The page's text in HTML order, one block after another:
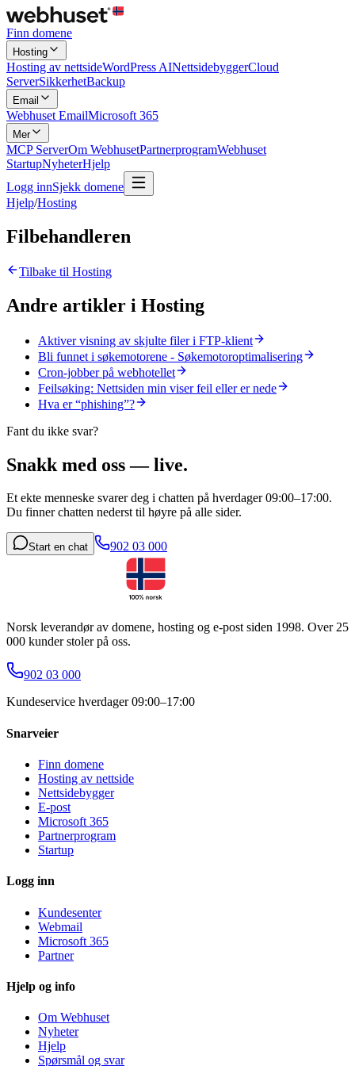
Finn domene
Hosting
Hosting av nettsideWordPress AINettsidebyggerCloud
ServerSikkerhetBackup
Email
Webhuset EmailMicrosoft 365
Mer
MCP ServerOm WebhusetPartnerprogramWebhuset
StartupNyheterHjelp
Logg innSjekk domene
Hjelp/Hosting
Filbehandleren
Tilbake til Hosting
Andre artikler i Hosting
Aktiver visning av skjulte filer i FTP-klient
Bli funnet i søkemotorene - Søkemotoroptimalisering
Cron-jobber på webhotellet
Feilsøking: Nettsiden min viser feil eller er nede
Hva er “phishing”?
Fant du ikke svar?
Snakk med oss — live.
Et ekte menneske svarer deg i chatten på hverdager 09:00–17:00.
Du finner chatten nederst til høyre på alle sider.
Start en chat 902 03 000
Norsk leverandør av domene, hosting og e-post siden 1998. Over 25
000 kunder stoler på oss.
902 03 000
Kundeservice hverdager 09:00–17:00
Snarveier
Finn domene
Hosting av nettside
Nettsidebygger
E-post
Microsoft 365
Partnerprogram
Startup
Logg inn
Kundesenter
Webmail
Microsoft 365
Partner
Hjelp og info
Om Webhuset
Nyheter
Hjelp
Spørsmål og svar